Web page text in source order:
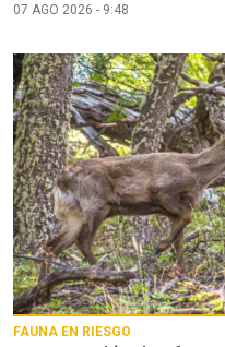
07 AGO 2026 - 9:48
FAUNA EN RIESGO